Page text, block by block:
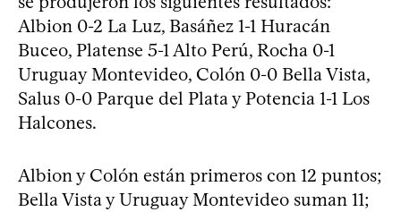
Albion 0-2 La Luz, Basáñez 1-1 Huracán
Buceo, Platense 5-1 Alto Perú, Rocha 0-1
Uruguay Montevideo, Colón 0-0 Bella Vista,
Salus 0-0 Parque del Plata y Potencia 1-1 Los
Halcones.
Albion y Colón están primeros con 12 puntos;
Bella Vista y Uruguay Montevideo suman 11;